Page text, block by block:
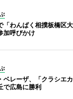
「わんぱく相撲板橋区
加呼びかけ
ベレーザ、「クラシエ
で広島に勝利